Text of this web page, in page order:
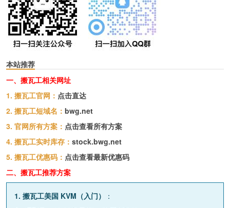
本站推荐
一、搬瓦工相关网址
1. 搬瓦工官网： 点击直达
2. 搬瓦工短域名： bwg.net
3. 官网所有方案： 点击查看所有方案
4. 搬瓦工实时库存： stock.bwg.net
5. 搬瓦工优惠码： 点击查看最新优惠码
二、搬瓦工推荐方案
1. 搬瓦工美国 KVM（入门）
：